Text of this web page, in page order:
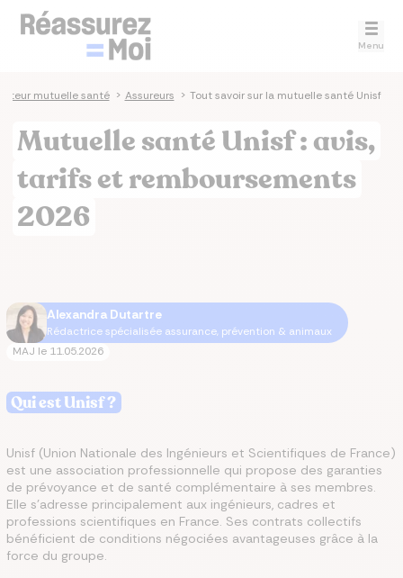
Menu
mutuelle santé > Assureurs > Tout savoir sur la mutuelle santé Unisf
Mutuelle santé Unisf : avis,
tarifs et remboursements
2026
Alexandra Dutartre
Rédactrice spécialisée assurance, prévention & animaux
MAJ le 11.05.2026
Qui est Unisf ?
Unisf (Union Nationale des Ingénieurs et Scientifiques de France)
est une association professionnelle qui propose des garanties
de prévoyance et de santé complémentaire à ses membres.
Elle s'adresse principalement aux ingénieurs, cadres et
professions scientifiques en France. Ses contrats collectifs
bénéficient de conditions négociées avantageuses grâce à la
force du groupe.